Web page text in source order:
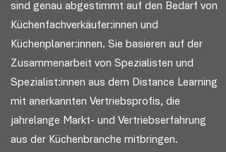
sind genau abgestimmt auf den Bedarf von
Küchenfachverkäufer:innen und
Küchenplaner:innen. Sie basieren auf der
Zusammenarbeit von Spezialisten und
Spezialist:innen aus dem Distance Learning
mit anerkannten Vertriebsprofis, die
jahrelange Markt- und Vertriebserfahrung
aus der Küchenbranche mitbringen.